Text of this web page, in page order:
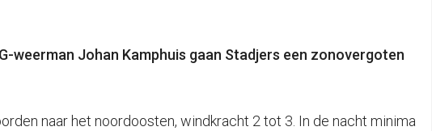
weerman Johan Kamphuis gaan Stadjers een zonovergoten
naar het noordoosten, windkracht 2 tot 3. In de nacht minima